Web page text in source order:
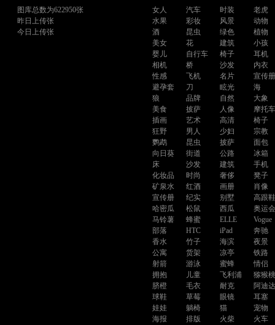
图库总数为622950张
昨日上传张
今日上传张
女人
汽车 时装
老虎
水果
彩妆 风景
动物
酒
昆虫 绿色
植物
美女
花 建筑
小孩
婴儿
自行车 椅子
耳机
相机
桥 沙发
内衣
性感
飞机 名片
宣传册
避孕套
刀 眩光
海
狼
品牌 自然
大象
美食
披萨 人像
摩托车
插画
艺术 高清
椅子
狂野
男人 少妇
宗教
鹦鹉
昆虫 披萨
面包
向日葵
街道 公路
冰箱
床
沙发 建筑
手机
化妆品
时尚 奢侈
凳子
矿泉水
红酒 画册
肖像
宣传册
纪实 别墅
高跟鞋
哈密瓜
松鼠 西瓜
奥运会
马铃薯
蜂蜜 ELLE
Vogue
部落
HTC iPad
奔驰
香水
竹子 海滨
夜景
公寓
货架 凉亭
铁路
射箭
游泳 蜜蜂
情侣
拥抱
儿童 飞利浦
猕猴桃
脐橙
毛衣 耐克
阿迪
球鞋
草莓 眼镜
耳塞
娃娃
躺椅 猫
宠物
海报
排版 火柴
火车